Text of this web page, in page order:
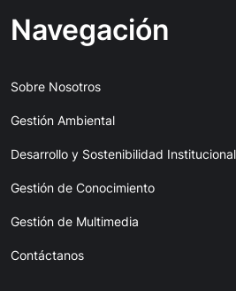
Navegación
Sobre Nosotros
Gestión Ambiental
Desarrollo y Sostenibilidad Institucional
Gestión de Conocimiento
Gestión de Multimedia
Contáctanos